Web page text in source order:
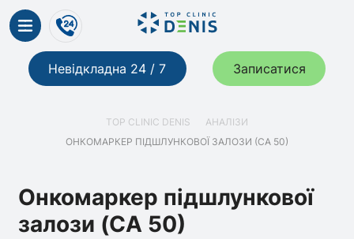
Невідкладна 24 / 7 Записатися
TOP CLINIC DENIS
АНАЛІЗИ
ОНКОМАРКЕР ПІДШЛУНКОВОЇ ЗАЛОЗИ (СА 50)
Онкомаркер підшлункової
залози (СА 50)